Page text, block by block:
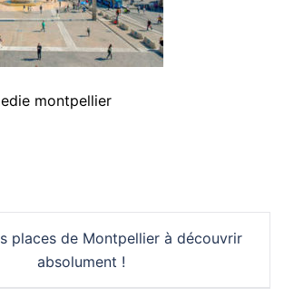
montpellier
places de Montpellier à découvrir
absolument !